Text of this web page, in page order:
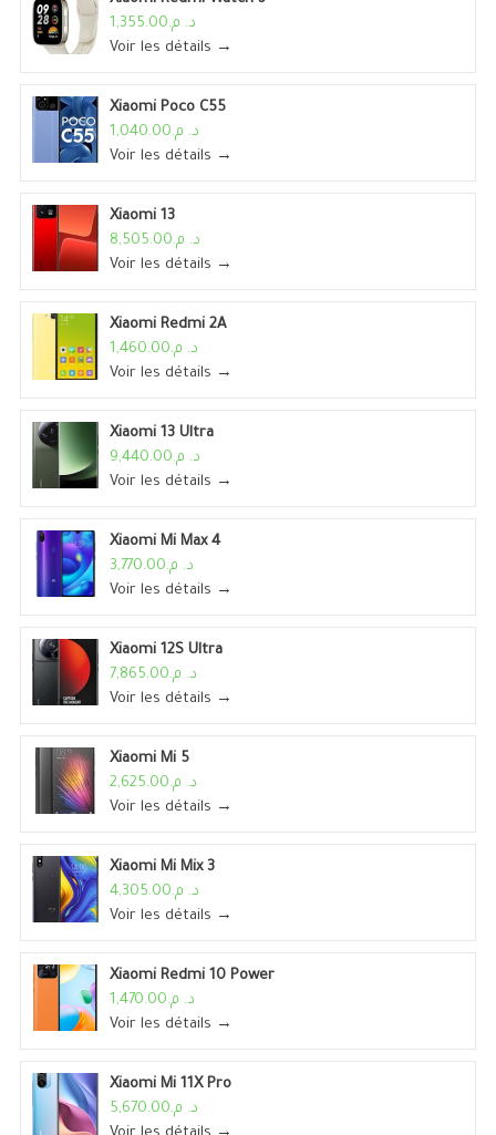
د. م.1,355.00
Voir les détails →
Xiaomi Poco C55
د. م.1,040.00
Voir les détails →
Xiaomi 13
د. م.8,505.00
Voir les détails →
Xiaomi Redmi 2A
د. م.1,460.00
Voir les détails →
Xiaomi 13 Ultra
د. م.9,440.00
Voir les détails →
Xiaomi Mi Max 4
د. م.3,770.00
Voir les détails →
Xiaomi 12S Ultra
د. م.7,865.00
Voir les détails →
Xiaomi Mi 5
د. م.2,625.00
Voir les détails →
Xiaomi Mi Mix 3
د. م.4,305.00
Voir les détails →
Xiaomi Redmi 10 Power
د. م.1,470.00
Voir les détails →
Xiaomi Mi 11X Pro
د. م.5,670.00